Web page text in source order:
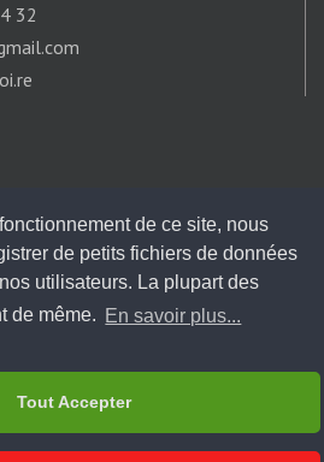
de ce site, nous
de petits fichiers de données
utilisateurs. La plupart des
de même. En savoir plus...
Tout Accepter
32